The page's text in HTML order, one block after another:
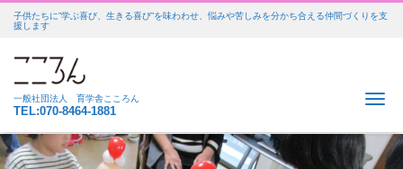
子供たちに”学ぶ喜び、生きる喜び”を味わわせ、悩みや苦しみを分かち合える仲間づくりを支
援します
一般社団法人 育学舎こころん
TEL:070-8464-1881